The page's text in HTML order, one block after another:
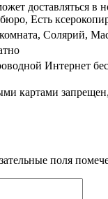
доставляться в
Есть
Солярий,
Интернет
картами
поля